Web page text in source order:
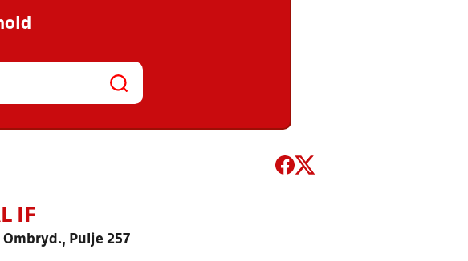
IF
Pulje 257